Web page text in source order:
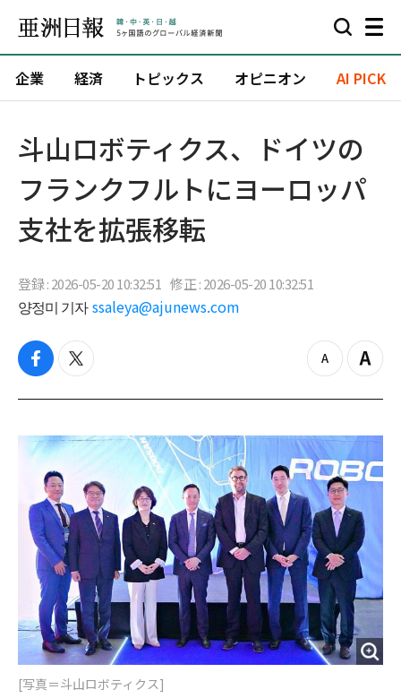
企業 経済 トピックス オピニオン AI PICK
斗山ロボティクス、ドイツの
フランクフルトにヨーロッパ
支社を拡張移転
登録 : 2026-05-20 10:32:51 修正 : 2026-05-20 10:32:51
양정미 기자 ssaleya@ajunews.com
f
c
b
o
o
t
i
t
z
o
o
u
t
Z
o
i
[写真＝斗山ロボティクス]